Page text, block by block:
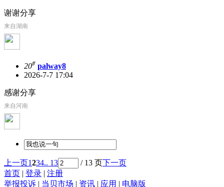
谢谢分享
来自湖南
20# palway8
2026-7-7 17:04
感谢分享
来自河南
上一页1234.. 13 / 13 页下一页
首页 | 登录 | 注册
举报投诉 | 当贝市场 | 资讯 | 应用 | 电脑版